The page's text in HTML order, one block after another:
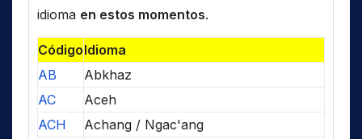
idioma en estos momentos.
CódigoIdioma
AB
Abkhaz
AC
Aceh
ACH
Achang / Ngac'ang